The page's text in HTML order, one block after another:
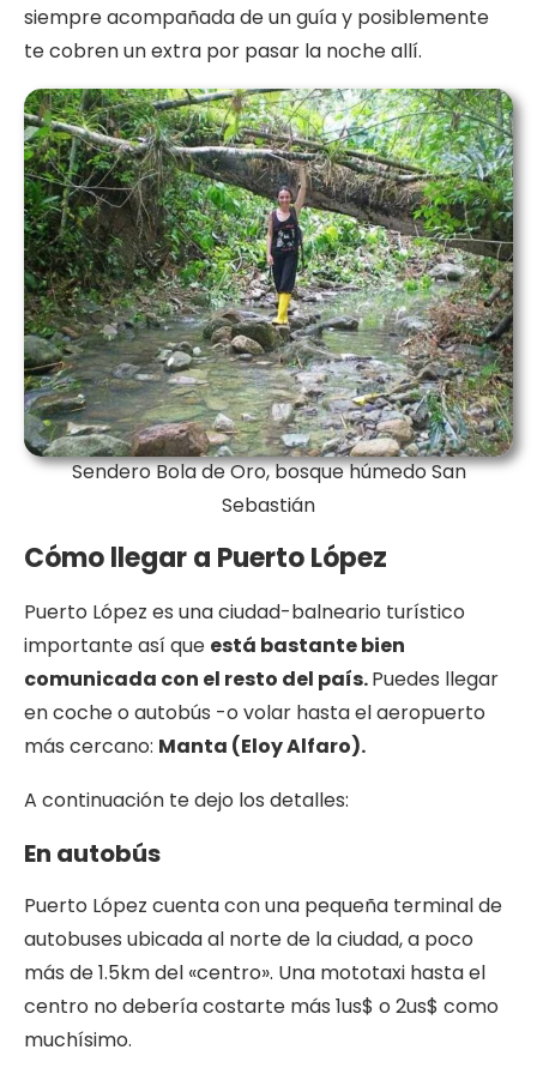
siempre acompañada de un guía y posiblemente
te cobren un extra por pasar la noche allí.
Sendero Bola de Oro, bosque húmedo San
Sebastián
Cómo llegar a Puerto López
Puerto López es una ciudad-balneario turístico
importante así que está bastante bien
comunicada con el resto del país.Puedes llegar
en coche o autobús -o volar hasta el aeropuerto
más cercano: Manta (Eloy Alfaro).
A continuación te dejo los detalles:
En autobús
Puerto López cuenta con una pequeña terminal de
autobuses ubicada al norte de la ciudad, a poco
más de 1.5km del «centro». Una mototaxi hasta el
centro no debería costarte más 1us$ o 2us$ como
muchísimo.